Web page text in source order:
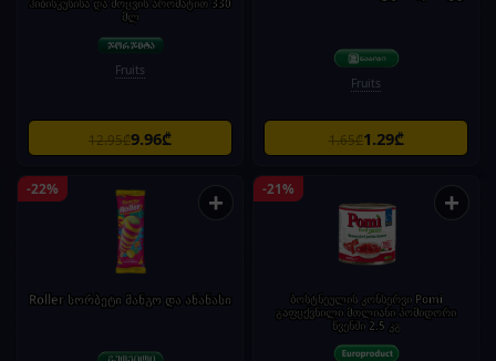
მლ
Fruits
12.95₾9.96₾
Fruits
1.65₾1.29₾
-22% +
Roller სორბეტი მანგო და ანანასი
-21% +
ბოსტნეულის კონსერვი Pomi
გაფცქვნილი მთლიანი პომიდორი
წვენში 2,5 კგ